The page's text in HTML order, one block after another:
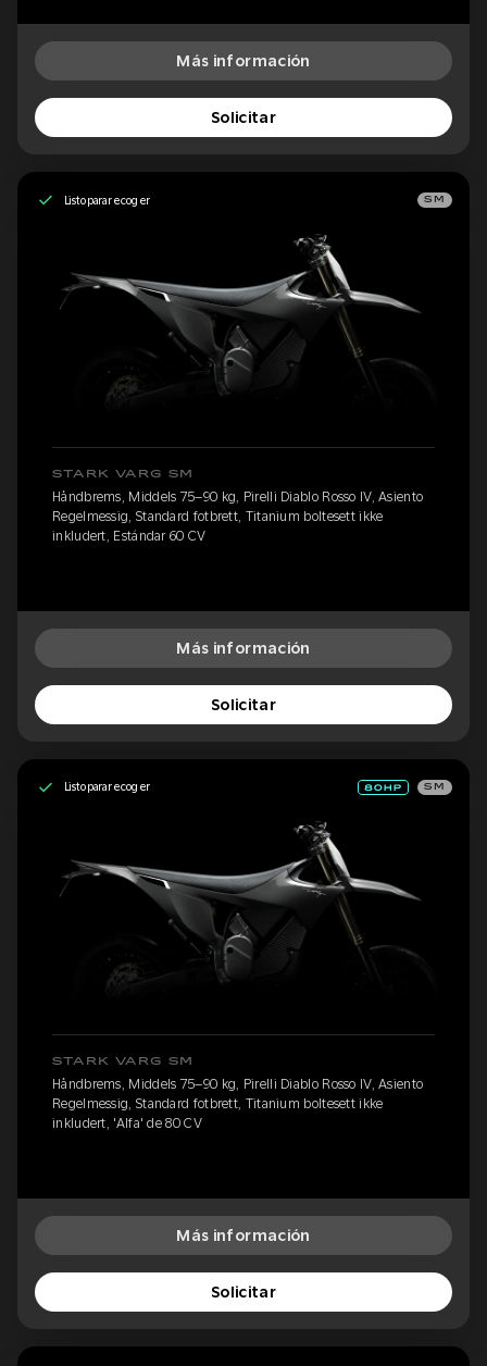
Más información
Solicitar
Listo para recoger SM
STARK VARG SM
Håndbrems, Middels 75–90 kg, Pirelli Diablo Rosso IV, Asiento
Regelmessig, Standard fotbrett, Titanium boltesett ikke
inkludert, Estándar 60 CV
Más información
Solicitar
Listo para recoger SM
STARK VARG SM
Håndbrems, Middels 75–90 kg, Pirelli Diablo Rosso IV, Asiento
Regelmessig, Standard fotbrett, Titanium boltesett ikke
inkludert, 'Alfa' de 80 CV
Más información
Solicitar